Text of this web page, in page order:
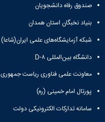
صندوق رفاه دانشجویان
بنیاد نخبگان استان همدان
شبکه آزمایشگاه‌های علمی ایران(شاعا)
دانشگاه بین‌المللی D-۸
معاونت علمی فناوری ریاست جمهوری
پورتال امام خمینی (ره)
سامانه تدارکات الکترونیکی دولت